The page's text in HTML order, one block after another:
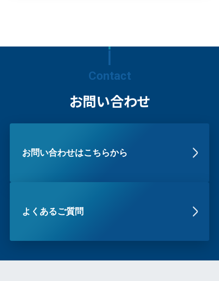
Contact
お問い合わせ
お問い合わせはこちらから
よくあるご質問